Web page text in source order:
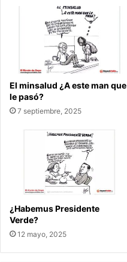
El minsalud ¿A este man que
le pasó?
7 septiembre, 2025
¿Habemus Presidente
Verde?
12 mayo, 2025